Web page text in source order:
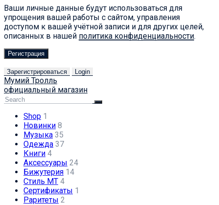
Ваши личные данные будут использоваться для
упрощения вашей работы с сайтом, управления
доступом к вашей учётной записи и для других целей,
описанных в нашей политика конфиденциальности.
Регистрация
Зарегистрироваться Login
Мумий Тролль
официальный магазин
Shop 1
Новинки 8
Музыка 35
Одежда 37
Книги 4
Аксессуары 24
Бижутерия 14
Стиль МТ 4
Сертификаты 1
Раритеты 2